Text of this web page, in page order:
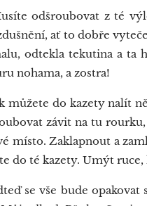
odšroubovat z té
ať to dobře
odtekla tekutina a ta
nohama, a zostra!
můžete do kazety nalít
závit na tu
místo. Zaklapnout a
do té kazety. Umýt ruce,
se vše bude opakovat